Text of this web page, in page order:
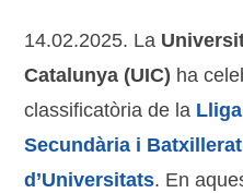
14.02.2025. La
Catalunya (UIC) ha
classificatòria de la
Secundària i
d’Universitats. En